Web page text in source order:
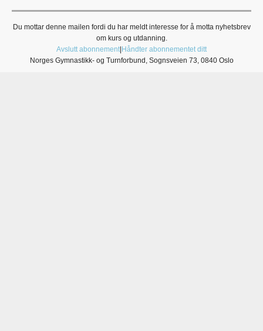
Du mottar denne mailen fordi du har meldt interesse for å motta nyhetsbrev
om kurs og utdanning.
Avslutt abonnement| Håndter abonnementet ditt
Norges Gymnastikk- og Turnforbund, Sognsveien 73, 0840 Oslo